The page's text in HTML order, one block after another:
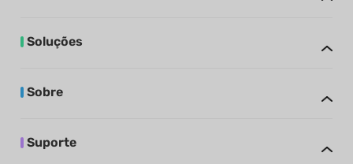
Soluções
Sobre
Suporte